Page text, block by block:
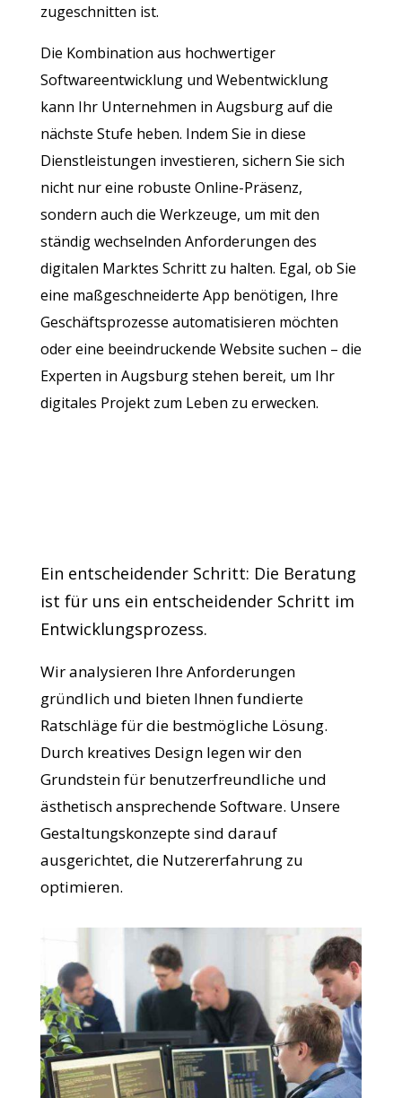
zugeschnitten ist.
Die Kombination aus hochwertiger
Softwareentwicklung und Webentwicklung
kann Ihr Unternehmen in Augsburg auf die
nächste Stufe heben. Indem Sie in diese
Dienstleistungen investieren, sichern Sie sich
nicht nur eine robuste Online-Präsenz,
sondern auch die Werkzeuge, um mit den
ständig wechselnden Anforderungen des
digitalen Marktes Schritt zu halten. Egal, ob Sie
eine maßgeschneiderte App benötigen, Ihre
Geschäftsprozesse automatisieren möchten
oder eine beeindruckende Website suchen – die
Experten in Augsburg stehen bereit, um Ihr
digitales Projekt zum Leben zu erwecken.
Ein entscheidender Schritt: Die Beratung
ist für uns ein entscheidender Schritt im
Entwicklungsprozess.
Wir analysieren Ihre Anforderungen
gründlich und bieten Ihnen fundierte
Ratschläge für die bestmögliche Lösung.
Durch kreatives Design legen wir den
Grundstein für benutzerfreundliche und
ästhetisch ansprechende Software. Unsere
Gestaltungskonzepte sind darauf
ausgerichtet, die Nutzererfahrung zu
optimieren.